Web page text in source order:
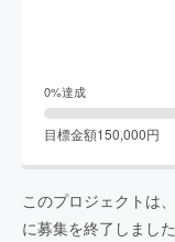
0%達成
目標金額150,000円
このプロジェクトは、
に募集を終了しました